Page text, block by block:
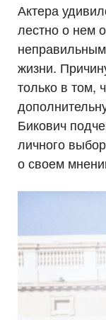
Актера
лестно о нем
жизни.
только в том,
Бикович
личного
о своем